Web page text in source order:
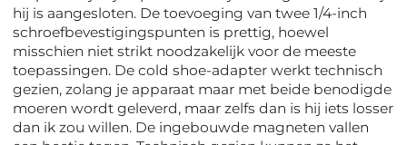
hij is aangesloten. De toevoeging van twee 1/4-inch
schroefbevestigingspunten is prettig, hoewel
misschien niet strikt noodzakelijk voor de meeste
toepassingen. De cold shoe-adapter werkt technisch
gezien, zolang je apparaat maar met beide benodigde
moeren wordt geleverd, maar zelfs dan is hij iets losser
dan ik zou willen. De ingebouwde magneten vallen